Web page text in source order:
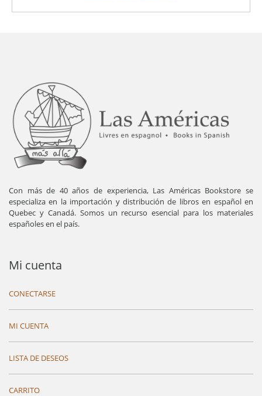
Con más de 40 años de experiencia, Las Américas Bookstore se
especializa en la importación y distribución de libros en español en
Quebec y Canadá. Somos un recurso esencial para los materiales
españoles en el país.
Mi cuenta
CONECTARSE
MI CUENTA
LISTA DE DESEOS
CARRITO